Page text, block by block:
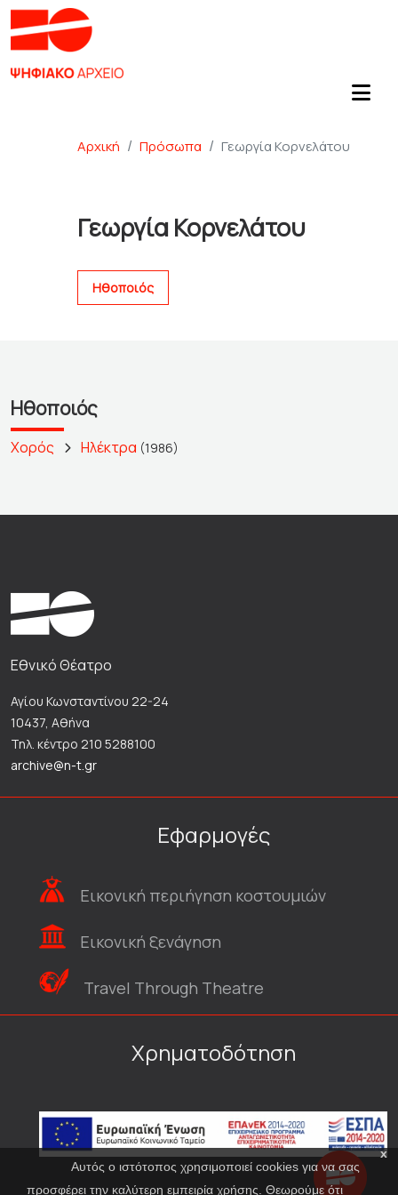
Αρχική Πρόσωπα Γεωργία Κορνελάτου
Γεωργία Κορνελάτου
Ηθοποιός
Ηθοποιός
Χορός Ηλέκτρα (1986)
x
Αυτός ο ιστότοπος χρησιμοποιεί cookies για να σας
προσφέρει την καλύτερη εμπειρία χρήσης. Θεωρούμε ότι
Εθνικό Θέατρο
Αγίου Κωνσταντίνου 22-24
10437, Αθήνα
Τηλ. κέντρο 210 5288100
archive@n-t.gr
Εφαρμογές
Εικονική περιήγηση κοστουμιών
Εικονική ξενάγηση
Travel Through Theatre
Χρηματοδότηση